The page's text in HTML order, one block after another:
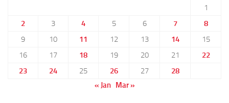
1
2
3 4 5 6 7
8
9
10 11 12 13 14
15
16
17 18 19 20 21
22
23
24 25 26 27
28
« Jan Mar »